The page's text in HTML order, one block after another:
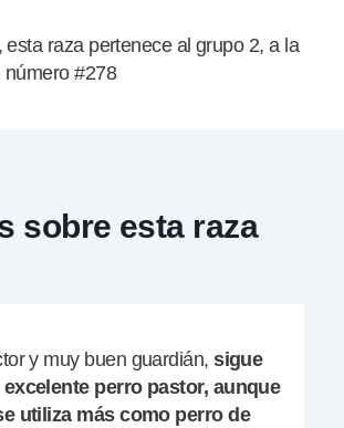
esta raza pertenece al grupo 2, a la
número #278
sobre esta raza
y muy buen guardián,sigue
perro pastor, aunque
utiliza más como perro de